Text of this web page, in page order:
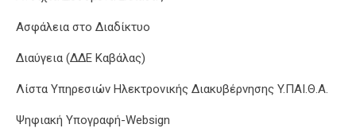
Ασφάλεια στο Διαδίκτυο
Διαύγεια (ΔΔΕ Καβάλας)
Λίστα Υπηρεσιών Ηλεκτρονικής Διακυβέρνησης Y.ΠΑΙ.Θ.Α.
Ψηφιακή Υπογραφή-Websign